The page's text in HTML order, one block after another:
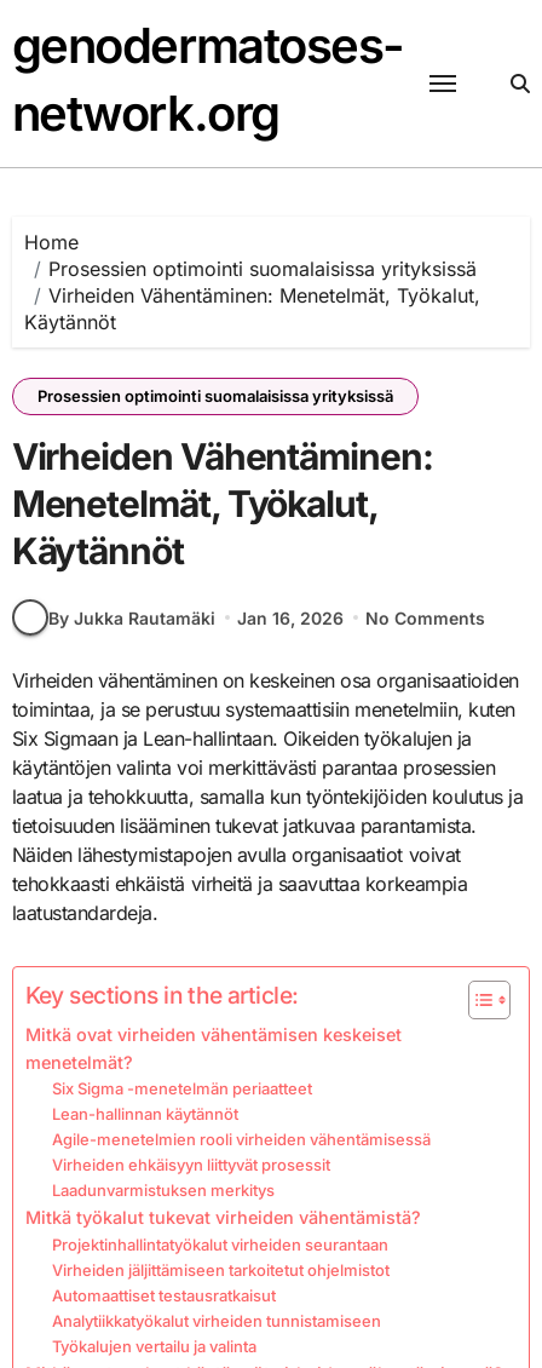
to
content
genodermatoses-
network.org
Home
Prosessien optimointi suomalaisissa yrityksissä
Virheiden Vähentäminen: Menetelmät, Työkalut,
Käytännöt
Prosessien optimointi suomalaisissa yrityksissä
Virheiden Vähentäminen:
Menetelmät, Työkalut,
Käytännöt
By Jukka Rautamäki Jan 16, 2026 No Comments
Virheiden vähentäminen on keskeinen osa organisaatioiden
toimintaa, ja se perustuu systemaattisiin menetelmiin, kuten
Six Sigmaan ja Lean-hallintaan. Oikeiden työkalujen ja
käytäntöjen valinta voi merkittävästi parantaa prosessien
laatua ja tehokkuutta, samalla kun työntekijöiden koulutus ja
tietoisuuden lisääminen tukevat jatkuvaa parantamista.
Näiden lähestymistapojen avulla organisaatiot voivat
tehokkaasti ehkäistä virheitä ja saavuttaa korkeampia
laatustandardeja.
Key sections in the article:
Mitkä ovat virheiden vähentämisen keskeiset
menetelmät?
Six Sigma -menetelmän periaatteet
Lean-hallinnan käytännöt
Agile-menetelmien rooli virheiden vähentämisessä
Virheiden ehkäisyyn liittyvät prosessit
Laadunvarmistuksen merkitys
Mitkä työkalut tukevat virheiden vähentämistä?
Projektinhallintatyökalut virheiden seurantaan
Virheiden jäljittämiseen tarkoitetut ohjelmistot
Automaattiset testausratkaisut
Analytiikkatyökalut virheiden tunnistamiseen
Työkalujen vertailu ja valinta